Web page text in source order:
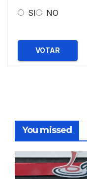
SI NO
VOTAR
You missed